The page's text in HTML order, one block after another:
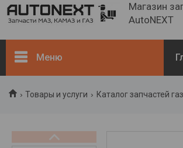
Магазин
AutoNEXT
Меню
Каталог запчастей ГАЗ (в
Товары и услуги Каталог запчастей